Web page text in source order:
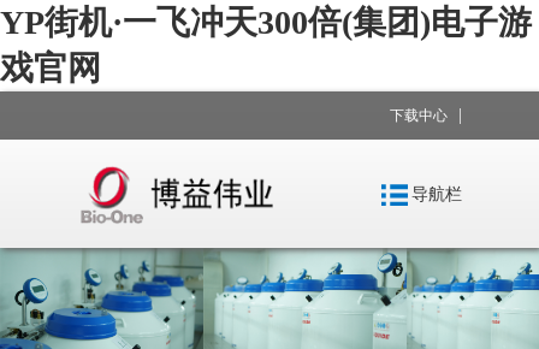
YP街机·一飞冲天300倍(集团)电子游
戏官网
下载中心
导航栏